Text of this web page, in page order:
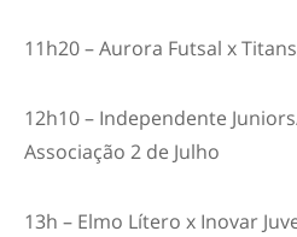
11h20 – Aurora Futsal x
12h10 – Independente
Associação 2 de Julho
13h – Elmo Lítero x Inovar